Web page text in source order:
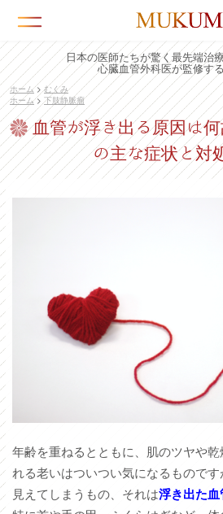
日本の医師たちが驚く最先端治
心臓血管外科医が監修す
ホーム >むくみ
ホーム >下肢静脈瘤
血管が浮き出る原因は
の主な症状と対
年齢を重ねるとともに、肌のツヤや
れる老いはついつい気になるもので
見えてしまうもの、それは浮き出た血